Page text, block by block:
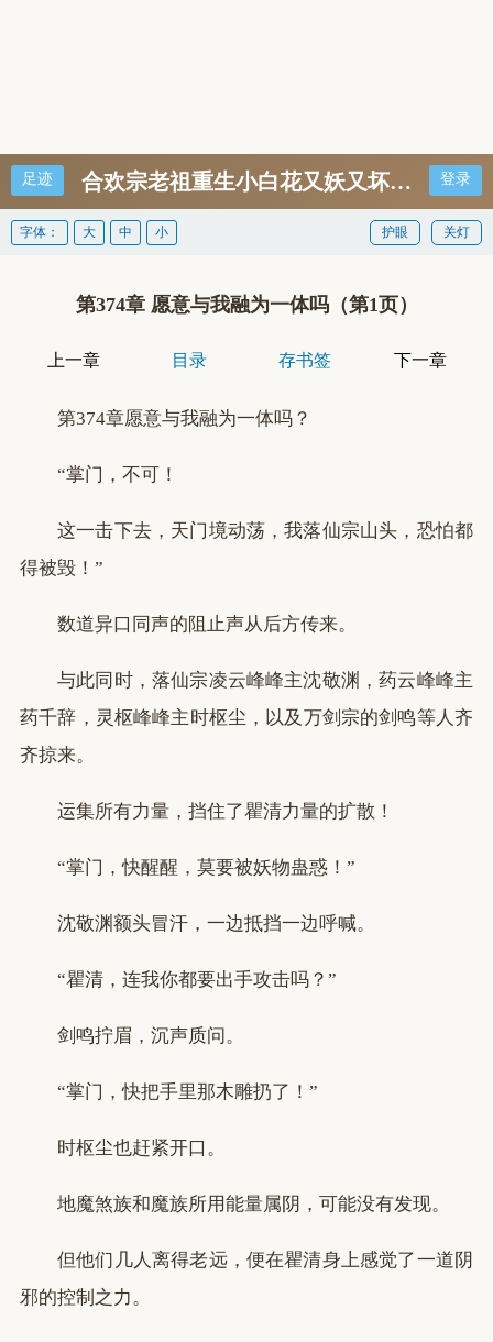
足迹 合欢宗老祖重生小白花又妖又坏元姝六个
登录
关灯
护眼
字体： 大 中 小
第374章 愿意与我融为一体吗（第1页）
上一章 目录 存书签 下一章
第374章愿意与我融为一体吗？
“掌门，不可！
这一击下去，天门境动荡，我落仙宗山头，恐怕都
得被毁！”
数道异口同声的阻止声从后方传来。
与此同时，落仙宗凌云峰峰主沈敬渊，药云峰峰主
药千辞，灵枢峰峰主时枢尘，以及万剑宗的剑鸣等人齐
齐掠来。
运集所有力量，挡住了瞿清力量的扩散！
“掌门，快醒醒，莫要被妖物蛊惑！”
沈敬渊额头冒汗，一边抵挡一边呼喊。
“瞿清，连我你都要出手攻击吗？”
剑鸣拧眉，沉声质问。
“掌门，快把手里那木雕扔了！”
时枢尘也赶紧开口。
地魔煞族和魔族所用能量属阴，可能没有发现。
但他们几人离得老远，便在瞿清身上感觉了一道阴
邪的控制之力。